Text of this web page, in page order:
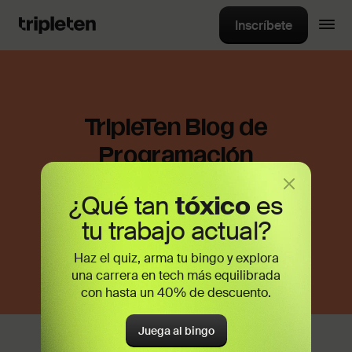
Inscríbete
TripleTen Blog de
Programación
Contenido sobre carrera,
educación, tecnología y
mucho más en un solo lugar
¿Qué tan tóxico es
tu trabajo actual?
Haz el quiz, arma tu bingo y explora
una carrera en tech más equilibrada
con hasta un 40% de descuento.
Juega al bingo